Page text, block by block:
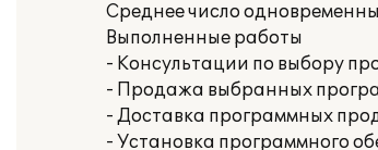
Среднее число
Выполненные работы
- Консультации по выбору
- Продажа выбранных
- Доставка программных
- Установка программного